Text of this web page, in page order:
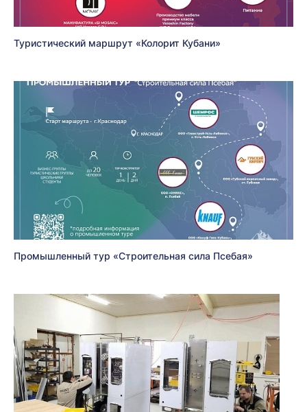
Туристический маршрут «Колорит Кубани»
Промышленный тур «Строительная сила Псебая»